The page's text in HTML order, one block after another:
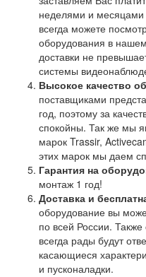
неделями и месяцами
всегда можете
оборудования в
доставки не
системы
Высокое качество
поставщиками
год, поэтому за
спокойны. Так же мы
марок Trassir,
этих марок мы даем
Гарантия на
монтаж 1 год!
Доставка и
оборудование вы
по всей России.
всегда рады будут
касающиеся
и пусконаладки.